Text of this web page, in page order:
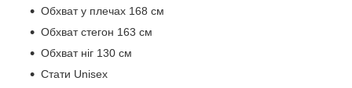
Обхват у плечах 168 см
Обхват стегон 163 см
Обхват ніг 130 см
Стати Unisex